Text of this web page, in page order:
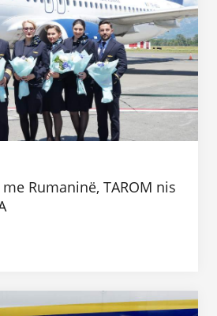
Rumaninë, TAROM nis